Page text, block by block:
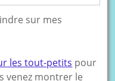
sur mes
les tout-petits pour
venez montrer le